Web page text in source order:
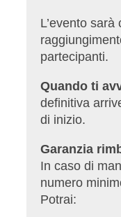
L’evento sarà
partecipanti.
Quando ti
definitiva
di inizio.
Garanzia
In caso di
numero
Potrai: